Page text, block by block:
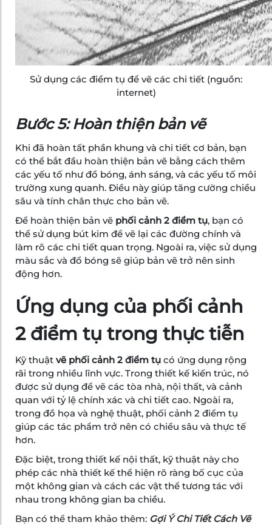
Sử dụng các điểm tụ để vẽ các chi tiết (nguồn:
internet)
Bước 5: Hoàn thiện bản vẽ
Khi đã hoàn tất phần khung và chi tiết cơ bản, bạn
có thể bắt đầu hoàn thiện bản vẽ bằng cách thêm
các yếu tố như đổ bóng, ánh sáng, và các yếu tố môi
trường xung quanh. Điều này giúp tăng cường chiều
sâu và tính chân thực cho bản vẽ.
Để hoàn thiện bản vẽ phối cảnh 2 điểm tụ, bạn có
thể sử dụng bút kim để vẽ lại các đường chính và
làm rõ các chi tiết quan trọng. Ngoài ra, việc sử dụng
màu sắc và đổ bóng sẽ giúp bản vẽ trở nên sinh
động hơn.
Ứng dụng của phối cảnh
2 điểm tụ trong thực tiễn
Kỹ thuật vẽ phối cảnh 2 điểm tụ có ứng dụng rộng
rãi trong nhiều lĩnh vực. Trong thiết kế kiến trúc, nó
được sử dụng để vẽ các tòa nhà, nội thất, và cảnh
quan với tỷ lệ chính xác và chi tiết cao. Ngoài ra,
trong đồ họa và nghệ thuật, phối cảnh 2 điểm tụ
giúp các tác phẩm trở nên có chiều sâu và thực tế
hơn.
Đặc biệt, trong thiết kế nội thất, kỹ thuật này cho
phép các nhà thiết kế thể hiện rõ ràng bố cục của
một không gian và cách các vật thể tương tác với
nhau trong không gian ba chiều.
Bạn có thể tham khảo thêm: Gợi Ý Chi Tiết Cách Vẽ